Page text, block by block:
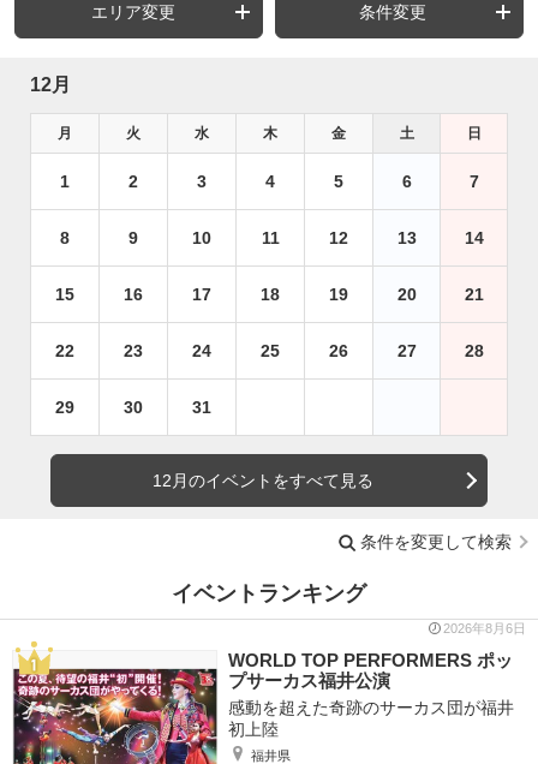
エリア変更 条件変更
12月
月 火 水 木 金 土 日
1 2 3 4 5 6 7
8 9 10 11 12 13 14
15 16 17 18 19 20 21
22 23 24 25 26 27 28
29 30 31
12月のイベントをすべて見る
条件を変更して検索
イベントランキング
2026年8月6日
WORLD TOP PERFORMERS ポッ
プサーカス福井公演
感動を超えた奇跡のサーカス団が福井
初上陸
福井県